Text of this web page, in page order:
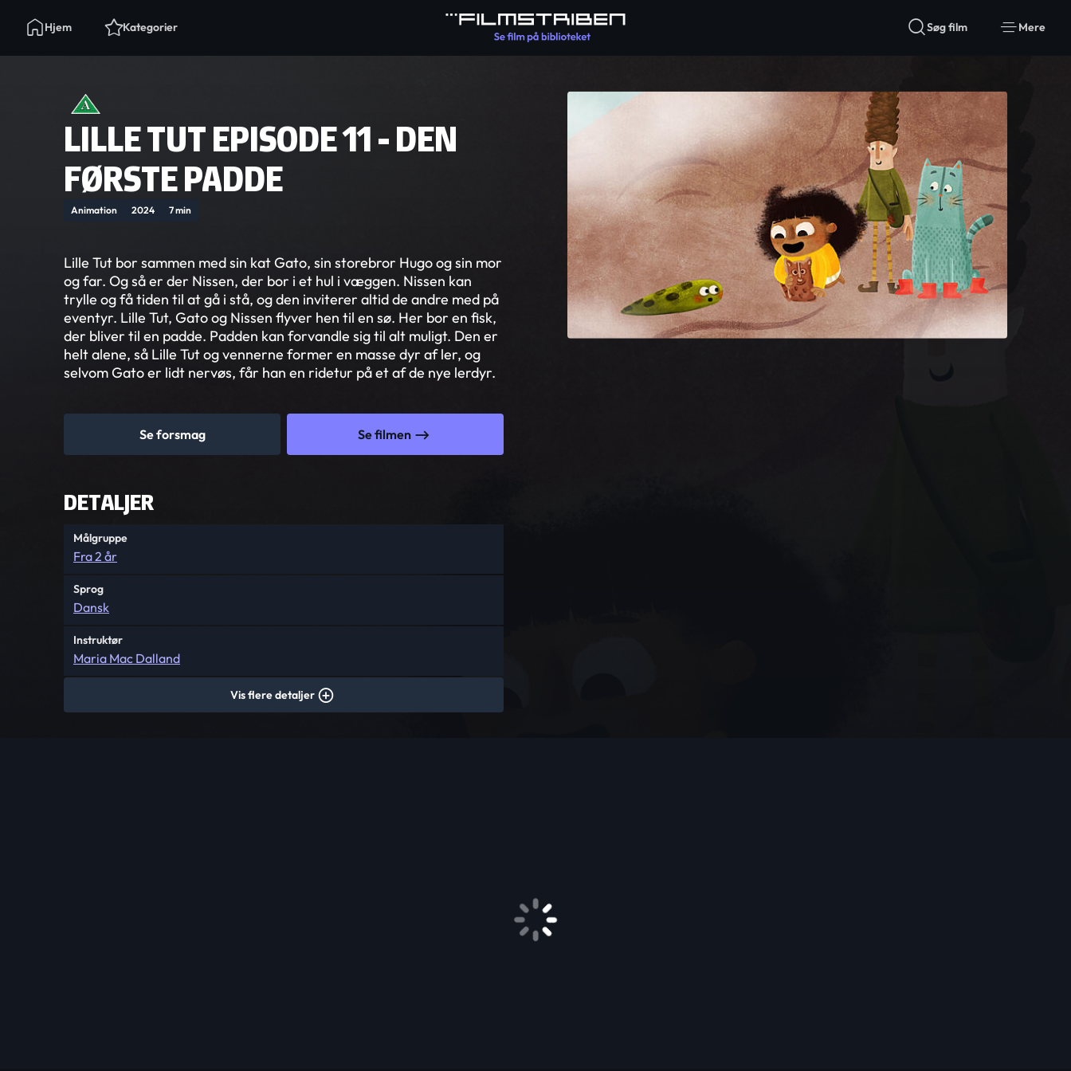
Hjem Kategorier Søg film Mere
LILLE TUT EPISODE 11 - DEN
FØRSTE PADDE
Animation 2024 7 min
Lille Tut bor sammen med sin kat Gato, sin storebror Hugo og sin mor
og far. Og så er der Nissen, der bor i et hul i væggen. Nissen kan
trylle og få tiden til at gå i stå, og den inviterer altid de andre med på
eventyr. Lille Tut, Gato og Nissen flyver hen til en sø. Her bor en fisk,
der bliver til en padde. Padden kan forvandle sig til alt muligt. Den er
helt alene, så Lille Tut og vennerne former en masse dyr af ler, og
selvom Gato er lidt nervøs, får han en ridetur på et af de nye lerdyr.
Se forsmag Se filmen
DETALJER
Målgruppe
Fra 2 år
Sprog
Dansk
Instruktør
Maria Mac Dalland
Vis flere detaljer